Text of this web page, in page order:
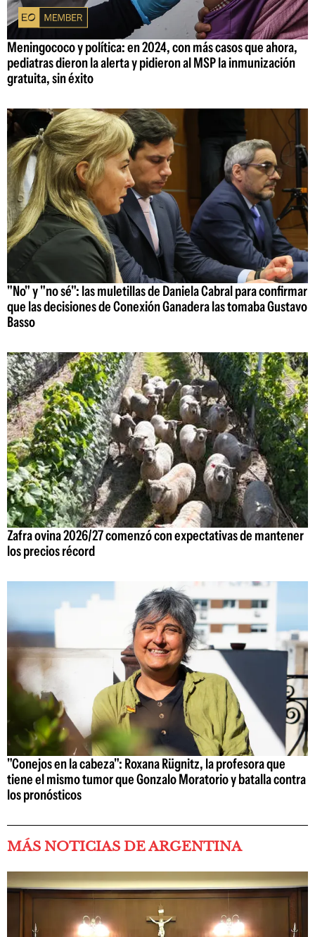
Meningococo y política: en 2024, con más casos que ahora,
pediatras dieron la alerta y pidieron al MSP la inmunización
gratuita, sin éxito
"No" y "no sé": las muletillas de Daniela Cabral para confirmar
que las decisiones de Conexión Ganadera las tomaba Gustavo
Basso
Zafra ovina 2026/27 comenzó con expectativas de mantener
los precios récord
"Conejos en la cabeza": Roxana Rügnitz, la profesora que
tiene el mismo tumor que Gonzalo Moratorio y batalla contra
los pronósticos
MÁS NOTICIAS DE ARGENTINA